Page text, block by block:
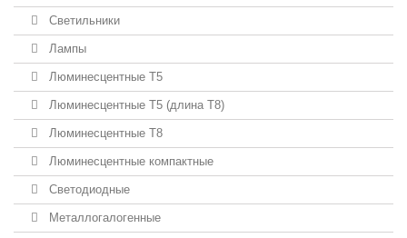
Светильники
Лампы
Люминесцентные T5
Люминесцентные T5 (длина T8)
Люминесцентные T8
Люминесцентные компактные
Светодиодные
Металлогалогенные